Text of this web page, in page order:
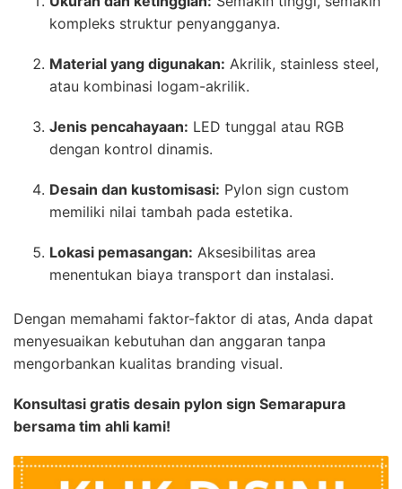
kompleks struktur penyangganya.
Material yang digunakan: Akrilik, stainless steel,
atau kombinasi logam-akrilik.
Jenis pencahayaan: LED tunggal atau RGB
dengan kontrol dinamis.
Desain dan kustomisasi: Pylon sign custom
memiliki nilai tambah pada estetika.
Lokasi pemasangan: Aksesibilitas area
menentukan biaya transport dan instalasi.
Dengan memahami faktor-faktor di atas, Anda dapat
menyesuaikan kebutuhan dan anggaran tanpa
mengorbankan kualitas branding visual.
Konsultasi gratis desain pylon sign Semarapura
bersama tim ahli kami!